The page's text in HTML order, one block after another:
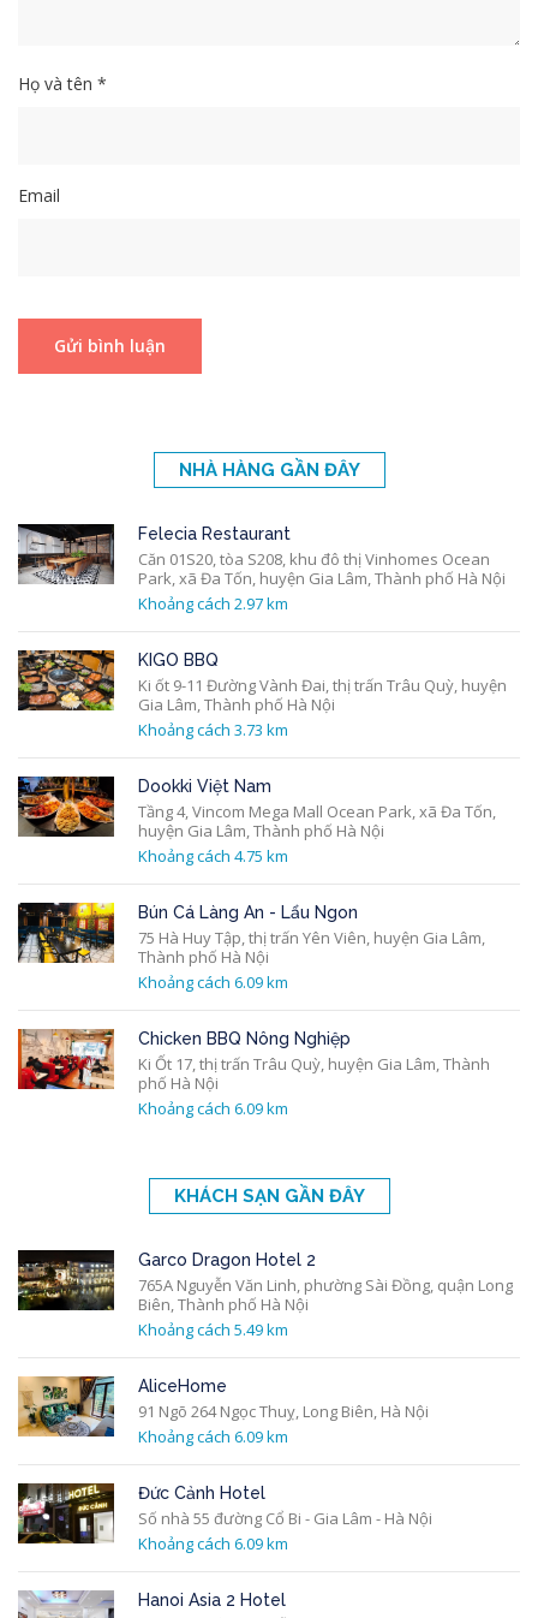
Họ và tên *
Email
NHÀ HÀNG GẦN ĐÂY
Felecia Restaurant
Căn 01S20, tòa S208, khu đô thị Vinhomes Ocean
Park, xã Đa Tốn, huyện Gia Lâm, Thành phố Hà Nội
Khoảng cách 2.97 km
KIGO BBQ
Ki ốt 9-11 Đường Vành Đai, thị trấn Trâu Quỳ, huyện
Gia Lâm, Thành phố Hà Nội
Khoảng cách 3.73 km
Dookki Việt Nam
Tầng 4, Vincom Mega Mall Ocean Park, xã Đa Tốn,
huyện Gia Lâm, Thành phố Hà Nội
Khoảng cách 4.75 km
Bún Cá Làng An - Lẩu Ngon
75 Hà Huy Tập, thị trấn Yên Viên, huyện Gia Lâm,
Thành phố Hà Nội
Khoảng cách 6.09 km
Chicken BBQ Nông Nghiệp
Ki Ốt 17, thị trấn Trâu Quỳ, huyện Gia Lâm, Thành
phố Hà Nội
Khoảng cách 6.09 km
KHÁCH SẠN GẦN ĐÂY
Garco Dragon Hotel 2
765A Nguyễn Văn Linh, phường Sài Đồng, quận Long
Biên, Thành phố Hà Nội
Khoảng cách 5.49 km
AliceHome
91 Ngõ 264 Ngọc Thuỵ, Long Biên, Hà Nội
Khoảng cách 6.09 km
Đức Cảnh Hotel
Số nhà 55 đường Cổ Bi - Gia Lâm - Hà Nội
Khoảng cách 6.09 km
Hanoi Asia 2 Hotel